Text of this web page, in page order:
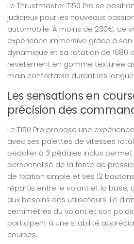
Le Thrustmaster T150 Pro se
judicieux pour les nouveaux
automobile. À moins de 230€, ce
expérience immersive grâce à
dynamique et sa rotation de 1080
revêtement en gomme texturée
main confortable durant les
Les sensations en
précision des
Le T150 Pro propose une
avec ses palettes de vitesses
pédalier à 3 pédales inclus
personnalisé de la force de
de fixation simple et ses 12
répartis entre le volant et la base,
aux besoins des utilisateurs. Le
centimètres du volant et son
participent à une stabilité
courses.